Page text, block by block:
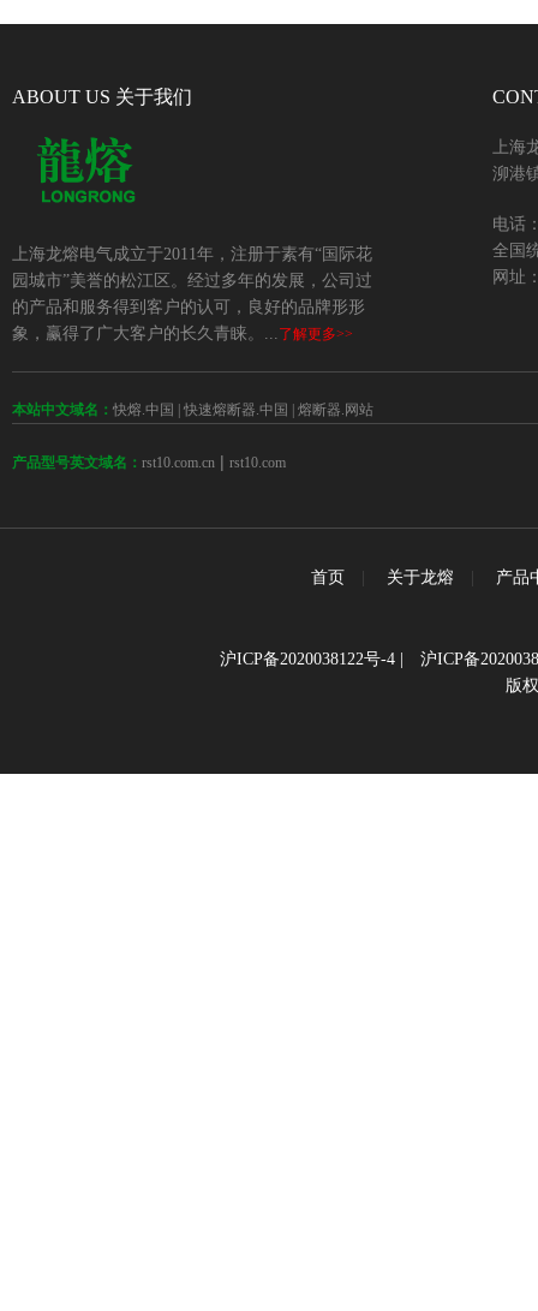
ABOUT US 关于我们
上海龙熔电气成立于2011年，注册于素有“国际花
园城市”美誉的松江区。经过多年的发展，公司过
的产品和服务得到客户的认可，良好的品牌形形
象，赢得了广大客户的长久青睐。...了解更多>>
上海
泖港
电话
全国
网址
本站中文域名： 快熔.中国 快速熔断器.中国 熔断器.网站
产品型号英文域名： rst10.com.cn | rst10.com
首页 关于龙熔 产品
沪ICP备2020038122号-4| 沪ICP备
版